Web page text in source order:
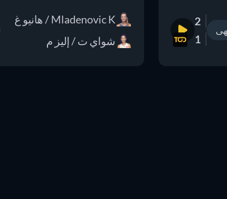
2
1
Mladenovic K / هانيو غ
شواي ت / إليز م